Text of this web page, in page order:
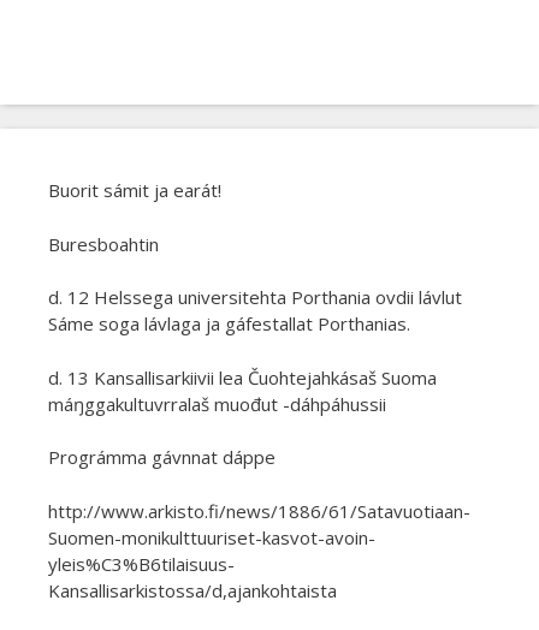
Buorit sámit ja earát!
Buresboahtin
d. 12 Helssega universitehta Porthania ovdii lávlut
Sáme soga lávlaga ja gáfestallat Porthanias.
d. 13 Kansallisarkiivii lea Čuohtejahkásaš Suoma
máŋggakultuvrralaš muođut -dáhpáhussii
Prográmma gávnnat dáppe
http://www.arkisto.fi/news/1886/61/Satavuotiaan-
Suomen-monikulttuuriset-kasvot-avoin-
yleis%C3%B6tilaisuus-
Kansallisarkistossa/d,ajankohtaista